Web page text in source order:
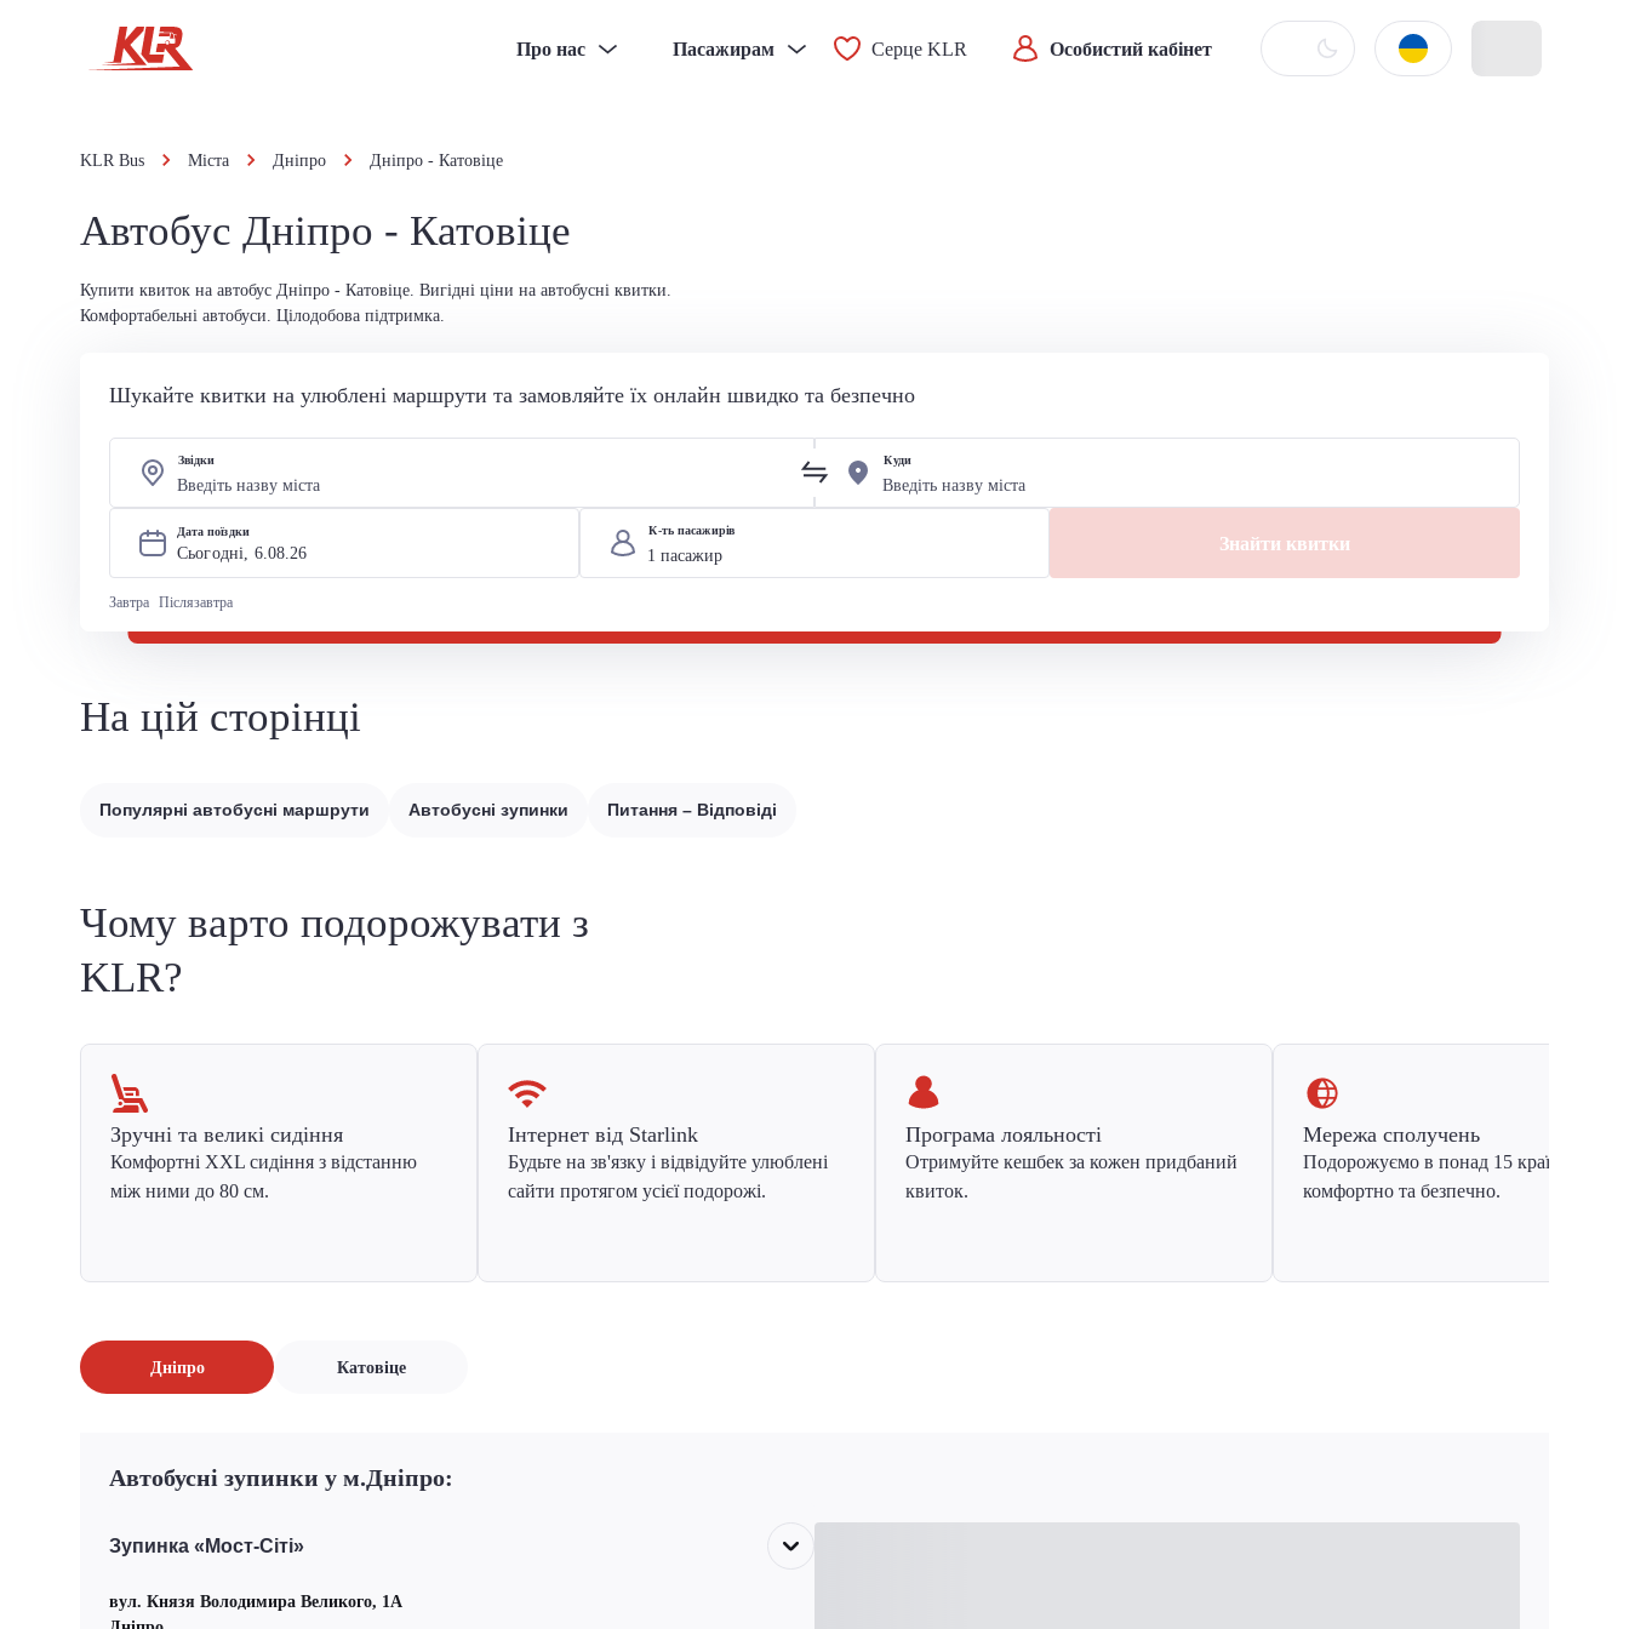
Про нас Пасажирам Серце KLR Особистий кабінет
KLR Bus Міста Дніпро Дніпро - Катовіце
Автобус Дніпро - Катовіце
Купити квиток на автобус Дніпро - Катовіце. Вигідні ціни на автобусні квитки.
Комфортабельні автобуси. Цілодобова підтримка.
Шукайте квитки на улюблені маршрути та замовляйте їх онлайн швидко та безпечно
Звідки Куди
Дата поїздки
Сьогодні, 6.08.26
Завтра Післязавтра
К-ть пасажирів
Знайти квитки
На цій сторінці
Популярні автобусні маршрути Автобусні зупинки Питання – Відповіді
Чому варто подорожувати з
KLR?
Зручні та великі сидіння
Комфортні XXL сидіння з відстанню
між ними до 80 см.
Інтернет від Starlink
Будьте на зв'язку і відвідуйте улюблені
сайти протягом усієї подорожі.
Програма лояльності
Отримуйте кешбек за кожен придбаний
квиток.
Мережа сполучень
Подорожуємо в понад 15 країн Європи
комфортно та безпечно.
Дніпро Катовіце
Автобусні зупинки у м.Дніпро:
Зупинка «Мост-Сіті»
вул. Князя Володимира Великого, 1А